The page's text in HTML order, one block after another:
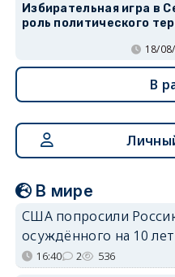
Избирательная игра в
роль политического
18/
В
В мире
США попросили
осуждённого на 10
16:40 2 536